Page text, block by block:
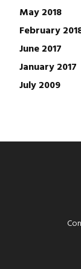
May 2018
February
June 2017
January 2017
July 2009